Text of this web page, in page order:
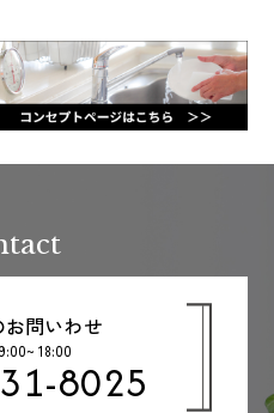
問いわせ
18:00
8025